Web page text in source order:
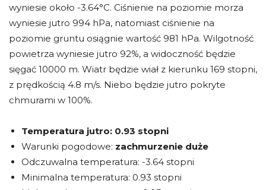
wyniesie około -3.64°C. Ciśnienie na poziomie morza
wyniesie jutro 994 hPa, natomiast ciśnienie na
poziomie gruntu osiągnie wartość 981 hPa. Wilgotność
powietrza wyniesie jutro 92%, a widoczność będzie
sięgać 10000 m. Wiatr będzie wiał z kierunku 169 stopni,
z prędkością 4.8 m/s. Niebo będzie jutro pokryte
chmurami w 100%.
Temperatura jutro: 0.93 stopni
Warunki pogodowe: zachmurzenie duże
Odczuwalna temperatura: -3.64 stopni
Minimalna temperatura: 0.93 stopni